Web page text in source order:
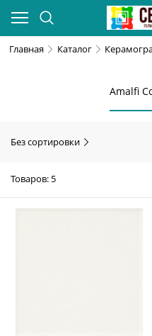
Главная Каталог
Amalfi
Без сортировки
Товаров: 5